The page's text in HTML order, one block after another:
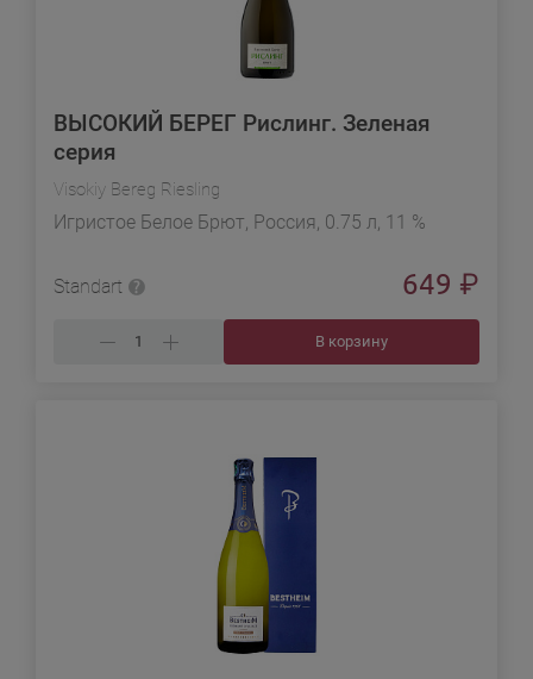
ВЫСОКИЙ БЕРЕГ Рислинг. Зеленая
серия
Visokiy Bereg Riesling
Игристое Белое Брют, Россия, 0.75 л, 11 %
Standart 649 ₽
В корзину